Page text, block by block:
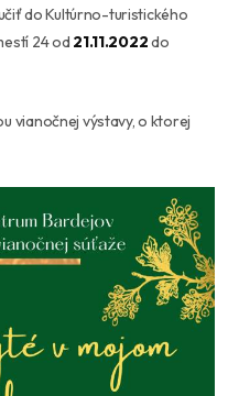
do Kultúrno-turistického
24 od 21.11.2022do
vianočnej výstavy, o ktorej